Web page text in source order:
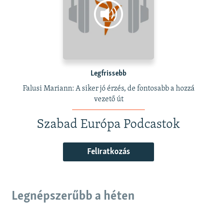
Legfrissebb
Falusi Mariann: A siker jó érzés, de fontosabb a hozzá
vezető út
Szabad Európa Podcastok
Feliratkozás
Legnépszerűbb a héten